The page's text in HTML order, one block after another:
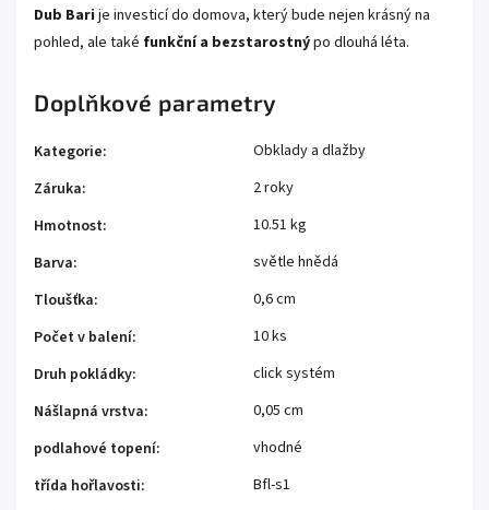
Dub Bari je investicí do domova, který bude nejen krásný na
pohled, ale také funkční a bezstarostnýpo dlouhá léta.
Doplňkové parametry
Kategorie:
Obklady a dlažby
Záruka:
2 roky
Hmotnost:
10.51 kg
Barva:
světle hnědá
Tloušťka:
0,6 cm
Počet v balení:
10 ks
Druh pokládky:
click systém
Nášlapná vrstva:
0,05 cm
podlahové topení:
vhodné
třída hořlavosti:
Bfl-s1